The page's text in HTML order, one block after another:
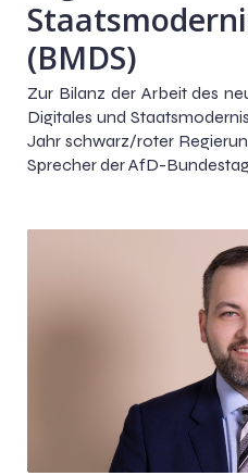
(BMDS)
Zur Bilanz der Arbeit des
Digitales und
Jahr schwarz/roter
Sprecher der AfD-